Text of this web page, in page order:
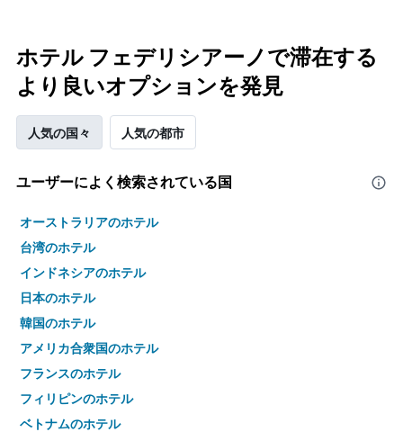
ホテル フェデリシアーノで滞在する
より良いオプションを発見
人気の国々 人気の都市
ユーザーによく検索されている国
オーストラリアのホテル
台湾のホテル
インドネシアのホテル
日本のホテル
韓国のホテル
アメリカ合衆国のホテル
フランスのホテル
フィリピンのホテル
ベトナムのホテル